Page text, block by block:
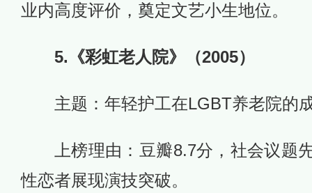
业内高度评价，奠定文艺小生地位。
5.《彩虹老人院》（2005）
主题：年轻护工在LGBT养老院的
上榜理由：豆瓣8.7分，社会议题
性恋者展现演技突破。